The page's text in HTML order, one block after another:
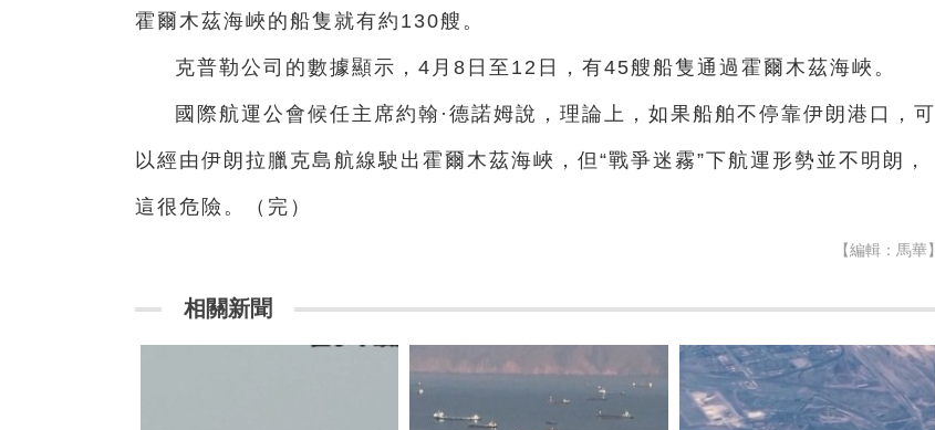
霍爾木茲海峽的船隻就有約130艘。
克普勒公司的數據顯示，4月8日至12日，有45艘船隻通過霍爾木茲海峽。
國際航運公會候任主席約翰·德諾姆說，理論上，如果船舶不停靠伊朗港口，可
以經由伊朗拉臘克島航線駛出霍爾木茲海峽，但“戰爭迷霧”下航運形勢並不明朗，
這很危險。（完）
【編輯：馬華】
相關新聞